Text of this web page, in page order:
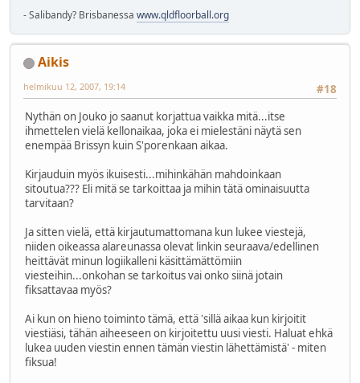
- Salibandy? Brisbanessa www.qldfloorball.org
Aikis
#18
helmikuu 12, 2007, 19:14
Nythän on Jouko jo saanut korjattua vaikka mitä...itse
ihmettelen vielä kellonaikaa, joka ei mielestäni näytä sen
enempää Brissyn kuin S'porenkaan aikaa.
Kirjauduin myös ikuisesti...mihinkähän mahdoinkaan
sitoutua??? Eli mitä se tarkoittaa ja mihin tätä ominaisuutta
tarvitaan?
Ja sitten vielä, että kirjautumattomana kun lukee viestejä,
niiden oikeassa alareunassa olevat linkin seuraava/edellinen
heittävät minun logiikalleni käsittämättömiin
viesteihin...onkohan se tarkoitus vai onko siinä jotain
fiksattavaa myös?
Ai kun on hieno toiminto tämä, että 'sillä aikaa kun kirjoitit
viestiäsi, tähän aiheeseen on kirjoitettu uusi viesti. Haluat ehkä
lukea uuden viestin ennen tämän viestin lähettämistä' - miten
fiksua!